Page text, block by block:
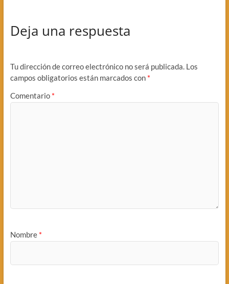
Deja una respuesta
Tu dirección de correo electrónico no será publicada. Los
campos obligatorios están marcados con *
Comentario *
Nombre *